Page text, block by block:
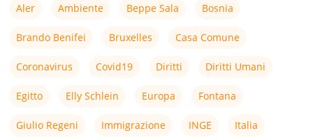
Aler Ambiente Beppe Sala Bosnia
Brando Benifei Bruxelles Casa Comune
Coronavirus Covid19 Diritti Diritti Umani
Egitto Elly Schlein Europa Fontana
Giulio Regeni Immigrazione INGE Italia